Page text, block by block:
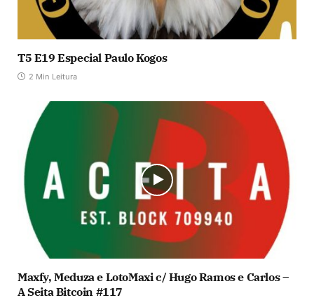
T5 E19 Especial Paulo Kogos
2 Min Leitura
Maxfy, Meduza e LotoMaxi c/ Hugo Ramos e Carlos –
A Seita Bitcoin #117